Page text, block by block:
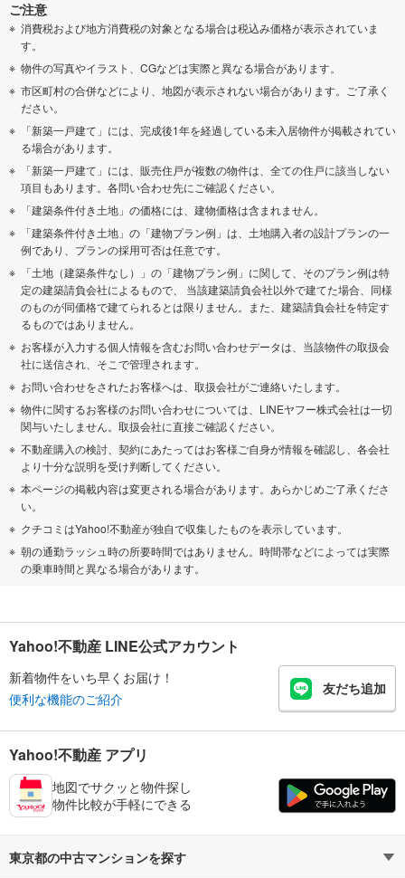
ご注意
消費税および地方消費税の対象となる場合は税込み価格が表示されていま
す。
物件の写真やイラスト、CGなどは実際と異なる場合があります。
市区町村の合併などにより、地図が表示されない場合があります。ご了承く
ださい。
「新築一戸建て」には、完成後1年を経過している未入居物件が掲載されてい
る場合があります。
「新築一戸建て」には、販売住戸が複数の物件は、全ての住戸に該当しない
項目もあります。各問い合わせ先にご確認ください。
「建築条件付き土地」の価格には、建物価格は含まれません。
「建築条件付き土地」の「建物プラン例」は、土地購入者の設計プランの一
例であり、プランの採用可否は任意です。
「土地（建築条件なし）」の「建物プラン例」に関して、そのプラン例は特
定の建築請負会社によるもので、 当該建築請負会社以外で建てた場合、同様
のものが同価格で建てられるとは限りません。また、建築請負会社を特定す
るものではありません。
お客様が入力する個人情報を含むお問い合わせデータは、当該物件の取扱会
社に送信され、そこで管理されます。
お問い合わせをされたお客様へは、取扱会社がご連絡いたします。
物件に関するお客様のお問い合わせについては、LINEヤフー株式会社は一切
関与いたしません。取扱会社に直接ご確認ください。
不動産購入の検討、契約にあたってはお客様ご自身が情報を確認し、各会社
より十分な説明を受け判断してください。
本ページの掲載内容は変更される場合があります。あらかじめご了承くださ
い。
クチコミはYahoo!不動産が独自で収集したものを表示しています。
朝の通勤ラッシュ時の所要時間ではありません。時間帯などによっては実際
の乗車時間と異なる場合があります。
Yahoo!不動産 LINE公式アカウント
新着物件をいち早くお届け！
便利な機能のご紹介
友だち追加
Yahoo!不動産 アプリ
地図でサクッと物件探し
物件比較が手軽にできる
東京都の中古マンションを探す